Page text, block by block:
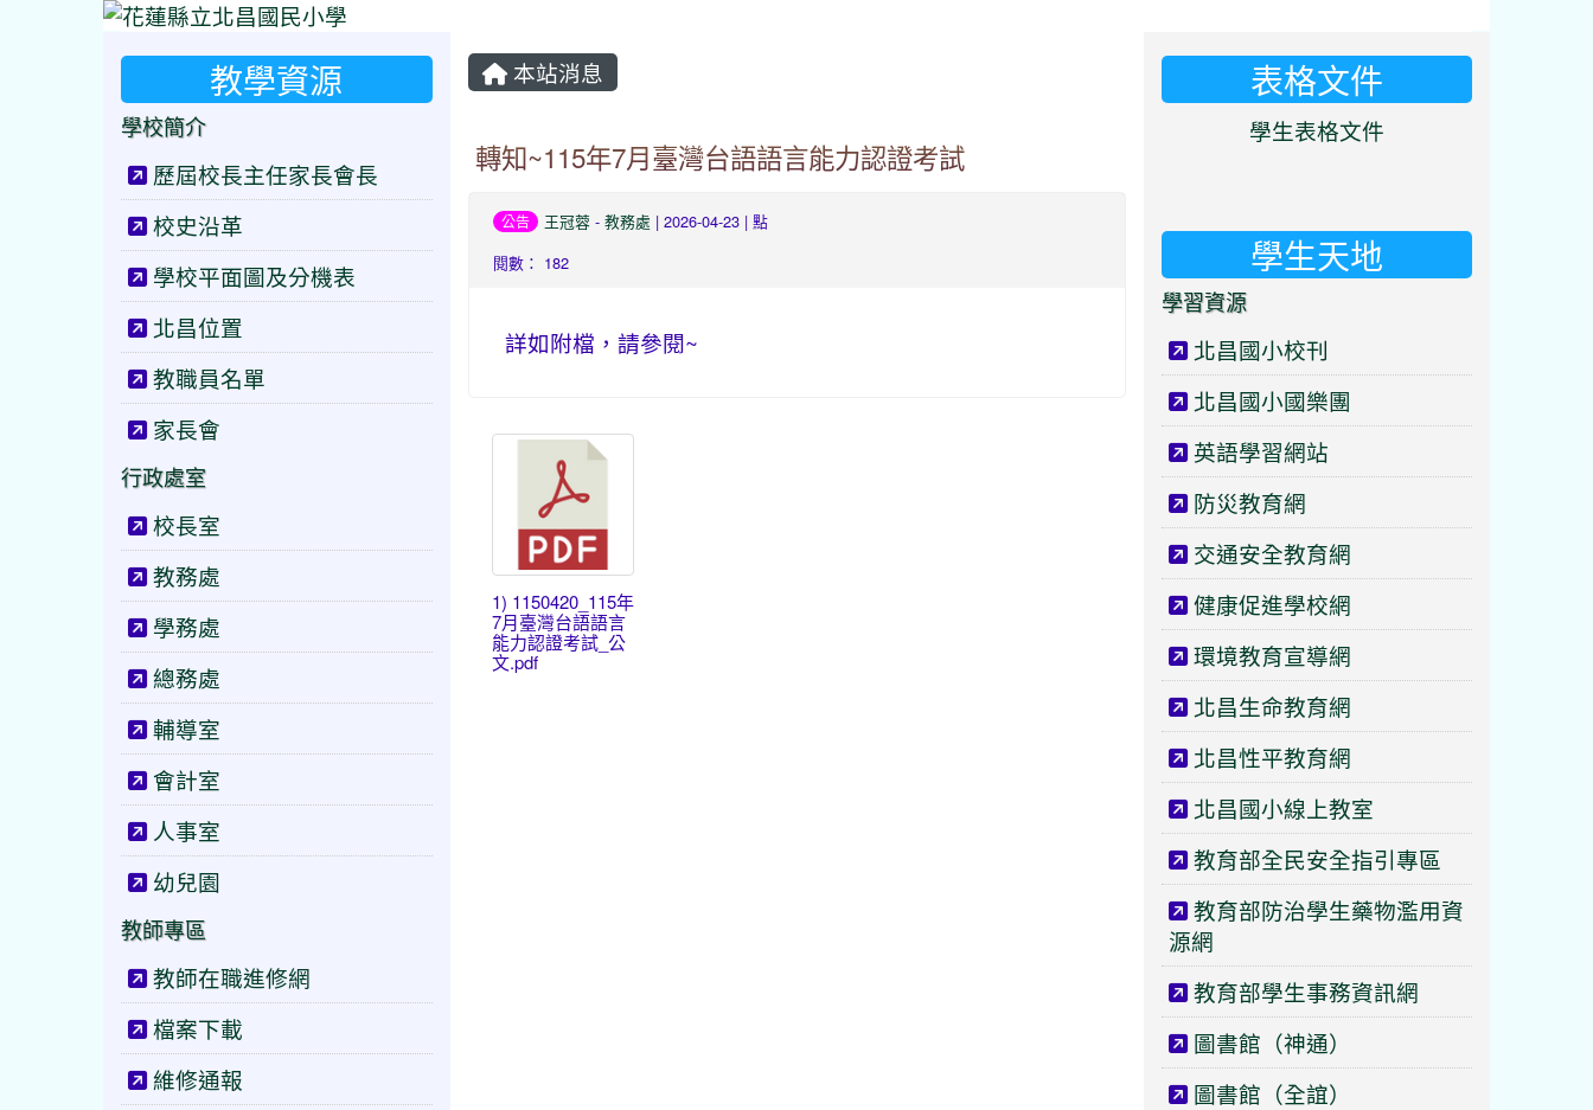
本站消息
轉知~115年7月臺灣台語語言能力認證考試
公告 王冠蓉- 教務處 | 2026-04-23 | 點
閱數： 182
詳如附檔，請參閱~
1) 1150420_115年
7月臺灣台語語言
能力認證考試_公
文.pdf
教學資源
學校簡介
歷屆校長主任家長會長
校史沿革
學校平面圖及分機表
北昌位置
教職員名單
家長會
行政處室
校長室
教務處
學務處
總務處
輔導室
會計室
人事室
幼兒園
教師專區
教師在職進修網
檔案下載
維修通報
表格文件
學生表格文件
學生天地
學習資源
北昌國小校刊
北昌國小國樂團
英語學習網站
防災教育網
交通安全教育網
健康促進學校網
環境教育宣導網
北昌生命教育網
北昌性平教育網
北昌國小線上教室
教育部全民安全指引專區
教育部防治學生藥物濫用資
源網
教育部學生事務資訊網
圖書館（神通）
圖書館（全誼）